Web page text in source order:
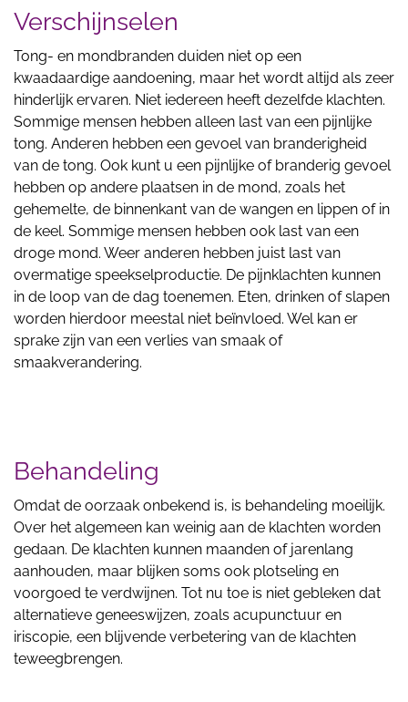
Verschijnselen
Tong- en mondbranden duiden niet op een
kwaadaardige aandoening, maar het wordt altijd als zeer
hinderlijk ervaren. Niet iedereen heeft dezelfde klachten.
Sommige mensen hebben alleen last van een pijnlijke
tong. Anderen hebben een gevoel van branderigheid
van de tong. Ook kunt u een pijnlijke of branderig gevoel
hebben op andere plaatsen in de mond, zoals het
gehemelte, de binnenkant van de wangen en lippen of in
de keel. Sommige mensen hebben ook last van een
droge mond. Weer anderen hebben juist last van
overmatige speekselproductie. De pijnklachten kunnen
in de loop van de dag toenemen. Eten, drinken of slapen
worden hierdoor meestal niet beïnvloed. Wel kan er
sprake zijn van een verlies van smaak of
smaakverandering.
Behandeling
Omdat de oorzaak onbekend is, is behandeling moeilijk.
Over het algemeen kan weinig aan de klachten worden
gedaan. De klachten kunnen maanden of jarenlang
aanhouden, maar blijken soms ook plotseling en
voorgoed te verdwijnen. Tot nu toe is niet gebleken dat
alternatieve geneeswijzen, zoals acupunctuur en
iriscopie, een blijvende verbetering van de klachten
teweegbrengen.